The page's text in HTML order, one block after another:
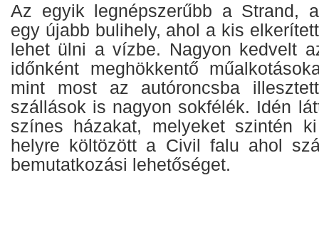
Az egyik legnépszerűbb a Strand,
egy újabb bulihely, ahol a kis
lehet ülni a vízbe. Nagyon kedvelt
időnként meghökkentő
mint most az autóroncsba
szállások is nagyon sokfélék. Idén
színes házakat, melyeket szintén
helyre költözött a Civil falu ahol
bemutatkozási lehetőséget.